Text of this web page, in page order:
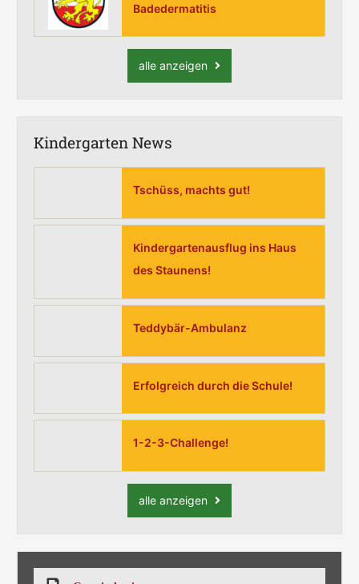
Badedermatitis
alle anzeigen
Kindergarten News
Tschüss, machts gut!
Kindergartenausflug ins Haus
des Staunens!
Teddybär-Ambulanz
Erfolgreich durch die Schule!
1-2-3-Challenge!
alle anzeigen